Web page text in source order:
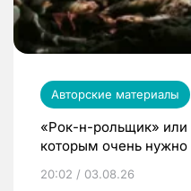
Авторские материалы
«Рок-н-рольщик»
которым очень
20:02 / 03.08.26